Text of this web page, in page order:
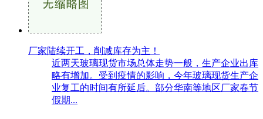
厂家陆续开工，削减库存为主！
近两天玻璃现货市场总体走势一般，生产企业出库
略有增加。受到疫情的影响，今年玻璃现货生产企
业复工的时间有所延后。部分华南等地区厂家春节
假期...